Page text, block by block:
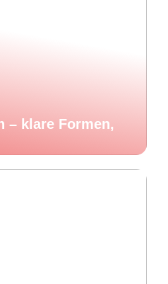
– klare Formen,